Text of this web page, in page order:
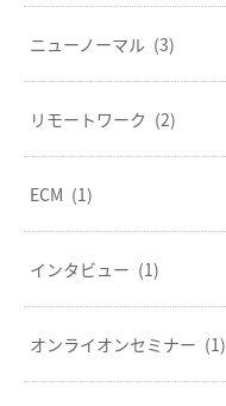
ニューノーマル (3)
リモートワーク (2)
ECM (1)
インタビュー (1)
オンライオンセミナー (1)